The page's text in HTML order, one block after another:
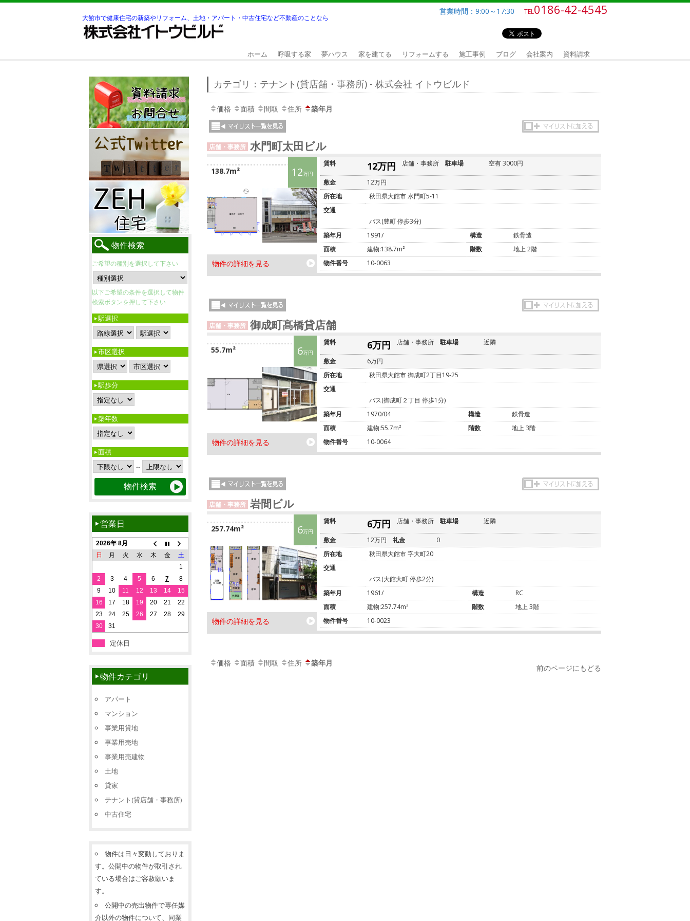
大館市で健康住宅の新築やリフォーム、土地・アパート・中古住宅など不動産のことなら
営業時間：9:00～17:30 TEL0186-42-4545
ホーム 呼吸する家 夢ハウス 家を建てる リフォームする 施工事例 ブログ 会社案内 資料請求
カテゴリ：テナント(貸店舗・事務所) - 株式会社 イトウビルド
価格 面積 間取 住所 築年月
店舗・事務所 水門町太田ビル
12万円
138.7m²
物件の詳細を見る
賃料 12万円 店舗・事務所 駐車場 空有 3000円
敷金
12万円
所在地
秋田県大館市 水門町5-11
交通
バス(豊町 停歩3分)
築年月
1991/ 構造
鉄骨造
面積
建物:138.7m² 階数
地上 2階
物件番号
10-0063
店舗・事務所 御成町髙橋貸店舗
6万円
55.7m²
物件の詳細を見る
賃料 6万円 店舗・事務所 駐車場 近隣
敷金
6万円
所在地
秋田県大館市 御成町2丁目19-25
交通
バス(御成町２丁目 停歩1分)
築年月
1970/04 構造
鉄骨造
面積
建物:55.7m² 階数
地上 3階
物件番号
10-0064
店舗・事務所 岩間ビル
6万円
257.74m²
物件の詳細を見る
賃料 6万円 店舗・事務所 駐車場 近隣
敷金 12万円 礼金
0
所在地
秋田県大館市 字大町20
交通
バス(大館大町 停歩2分)
築年月
1961/ 構造
RC
面積
建物:257.74m² 階数
地上 3階
物件番号
10-0023
価格 面積 間取 住所 築年月
前のページにもどる
物件検索
ご希望の種別を選択して下さい
以下ご希望の条件を選択して物件
検索ボタンを押して下さい
駅選択
市区選択
駅歩分
築年数
面積
～
営業日
2026年 8月
日
月 火 水 木 金
土
1
2
3 4 5 6 7
8
9
10 11 12 13 14
15
16
17 18 19 20 21
22
23
24 25 26 27 28
29
30
31
定休日
物件カテゴリ
アパート
マンション
事業用貸地
事業用売地
事業用売建物
土地
貸家
テナント(貸店舗・事務所)
中古住宅
物件は日々変動しておりま
す。公開中の物件が取引され
ている場合はご容赦願いま
す。
公開中の売出物件で専任媒
介以外の物件について、同業